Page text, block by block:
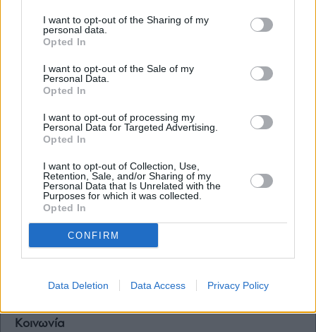
I want to opt-out of the Sharing of my
personal data.
Opted In
I want to opt-out of the Sale of my
Personal Data.
Opted In
I want to opt-out of processing my
Personal Data for Targeted Advertising.
Opted In
I want to opt-out of Collection, Use,
Retention, Sale, and/or Sharing of my
Personal Data that Is Unrelated with the
Purposes for which it was collected.
Opted In
CONFIRM
Data Deletion Data Access Privacy Policy
Business
Το efood προχωρά στην πρόσληψη 400
διανομέων στην Αττική
Κοινωνία